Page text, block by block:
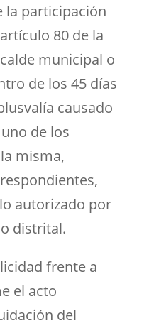
la participación
80 de la
municipal o
de los 45 días
causado
de los
misma,
autorizado por
distrital.
frente a
el acto
del